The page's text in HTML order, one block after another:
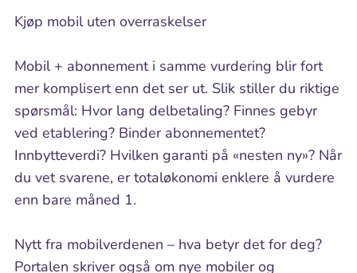
Kjøp mobil uten overraskelser
Mobil + abonnement i samme vurdering blir fort
mer komplisert enn det ser ut. Slik stiller du riktige
spørsmål: Hvor lang delbetaling? Finnes gebyr
ved etablering? Binder abonnementet?
Innbytteverdi? Hvilken garanti på «nesten ny»? Når
du vet svarene, er totaløkonomi enklere å vurdere
enn bare måned 1.
Nytt fra mobilverdenen – hva betyr det for deg?
Portalen skriver også om nye mobiler og